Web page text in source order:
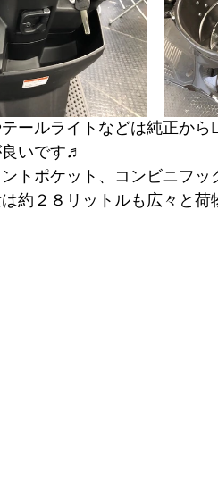
ールライトなどは純正から
いです♬
トポケット、コンビニフッ
約２８リットルも広々と